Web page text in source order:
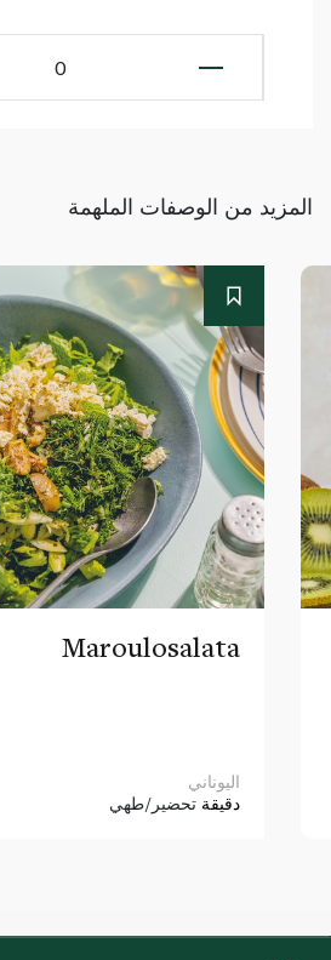
0
المزيد من الوصفات الملهمة
Maroulosalata
اليوناني
دقيقة تحضير/طهي